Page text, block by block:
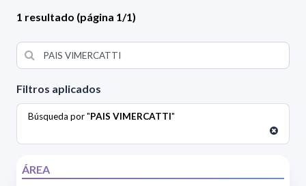
Filtros aplicados
Búsqueda por "PAIS VIMERCATTI"
ÁREA
1 resultado (página 1/1)